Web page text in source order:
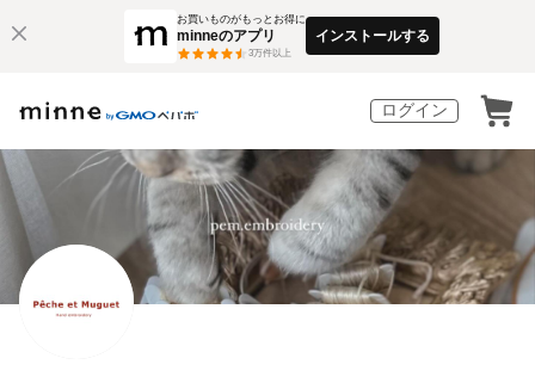
お買いものがもっとお得に
minneのアプリ
3万件以上
インストールする
ログイン